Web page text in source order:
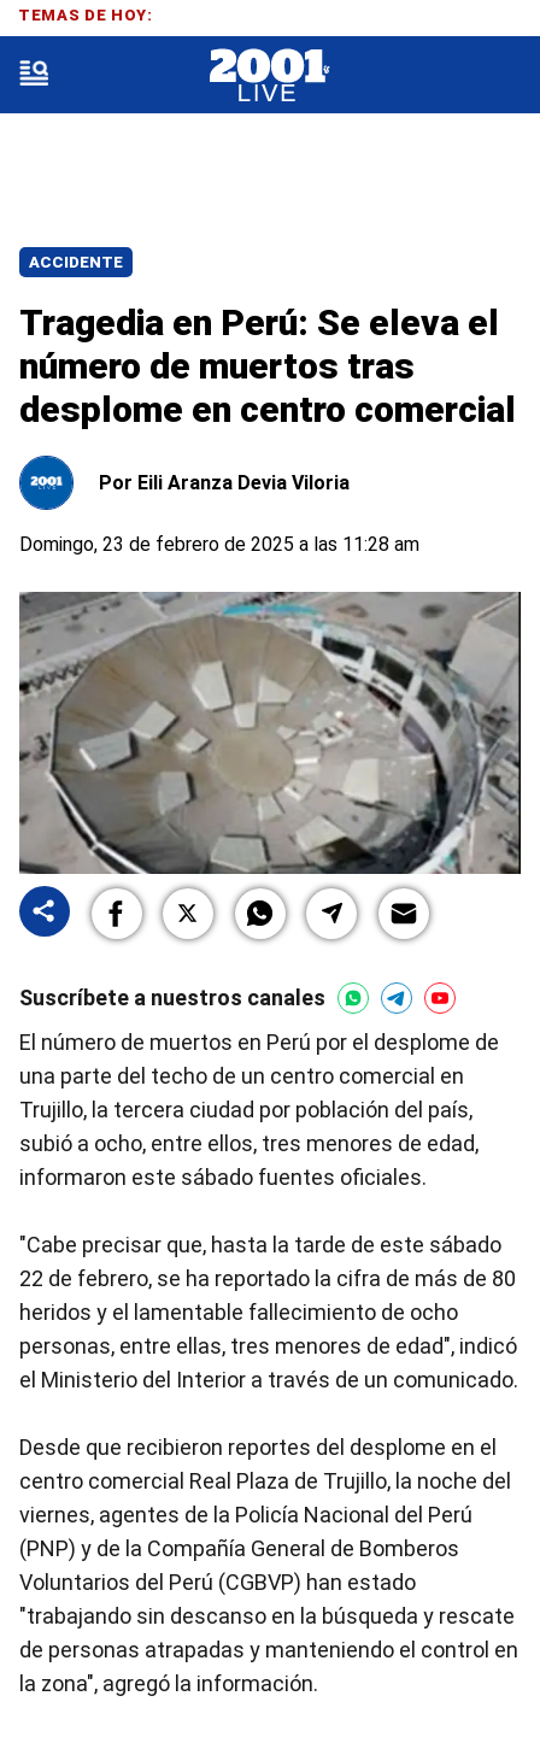
ACCIDENTE
Tragedia en Perú: Se eleva el
número de muertos tras
desplome en centro comercial
Por Eili Aranza Devia Viloria
Domingo, 23 de febrero de 2025 a las 11:28 am
Suscríbete a nuestros canales
El número de muertos en Perú por el desplome de
una parte del techo de un centro comercial en
Trujillo, la tercera ciudad por población del país,
subió a ocho, entre ellos, tres menores de edad,
informaron este sábado fuentes oficiales.
"Cabe precisar que, hasta la tarde de este sábado
22 de febrero, se ha reportado la cifra de más de 80
heridos y el lamentable fallecimiento de ocho
personas, entre ellas, tres menores de edad", indicó
el Ministerio del Interior a través de un comunicado.
Desde que recibieron reportes del desplome en el
centro comercial Real Plaza de Trujillo, la noche del
viernes, agentes de la Policía Nacional del Perú
(PNP) y de la Compañía General de Bomberos
Voluntarios del Perú (CGBVP) han estado
"trabajando sin descanso en la búsqueda y rescate
de personas atrapadas y manteniendo el control en
la zona", agregó la información.
TEMAS DE HOY: